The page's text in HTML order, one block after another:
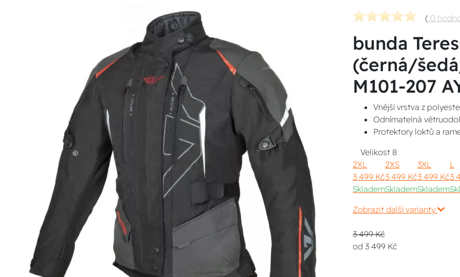
( 0
bunda
(černá/
M101-207
Vnější vrstva z
Odnímatelná
Protektory loktů a
Velikost 8
2XL
3 499 Kč
Skladem
2XS
3 499 Kč
Skladem
3XL
3 499 Kč
Skladem
L
3
Zobrazit další varianty
3 499 Kč
od 3 499 Kč